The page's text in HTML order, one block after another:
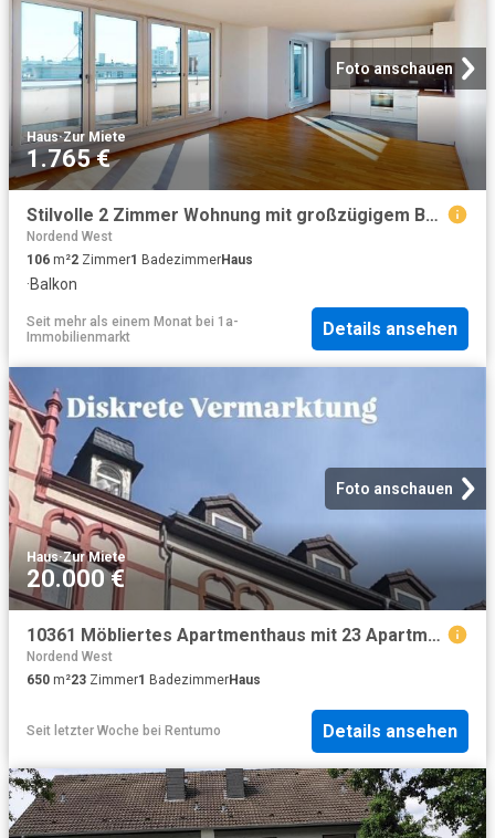
Foto anschauen
Haus·Zur Miete
1.765 €
Stilvolle 2 Zimmer Wohnung mit großzügigem Balkon *inkl. Umzugsbonus
Nordend West
106 m²2 Zimmer1 BadezimmerHaus
·Balkon
Seit mehr als einem Monat bei 1a-
Immobilienmarkt
Details ansehen
Foto anschauen
Haus·Zur Miete
20.000 €
10361 Möbliertes Apartmenthaus mit 23 Apartments Long Stay
Nordend West
650 m²23 Zimmer1 BadezimmerHaus
Seit letzter Woche bei Rentumo Details ansehen